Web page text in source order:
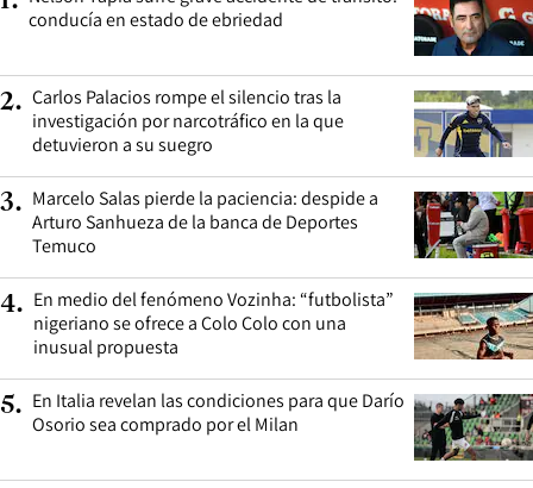
conducía en estado de ebriedad
2. Carlos Palacios rompe el silencio tras la
investigación por narcotráfico en la que
detuvieron a su suegro
3. Marcelo Salas pierde la paciencia: despide a
Arturo Sanhueza de la banca de Deportes
Temuco
4. En medio del fenómeno Vozinha: “futbolista”
nigeriano se ofrece a Colo Colo con una
inusual propuesta
5. En Italia revelan las condiciones para que Darío
Osorio sea comprado por el Milan